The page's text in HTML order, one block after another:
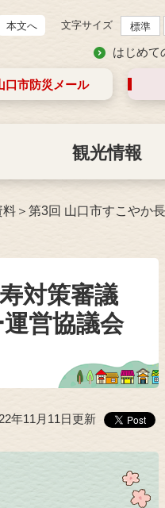
本文へ 文字サイズ 標準
はじめて
口市防災 メール
観光情報
料＞第3回 山口市すこやか
対策審議
営協議会
年11月11日更新